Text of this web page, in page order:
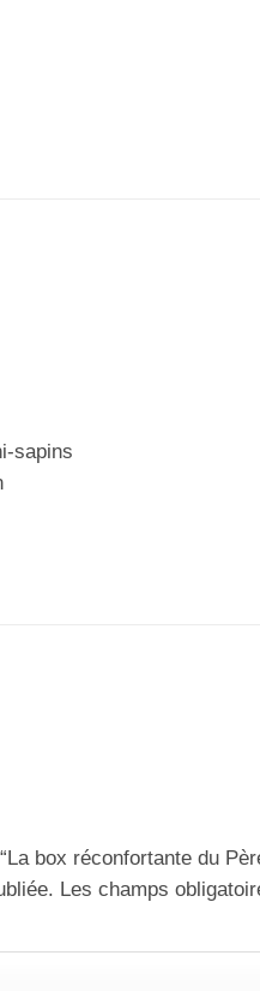
sapins
box réconfortante du
Les champs